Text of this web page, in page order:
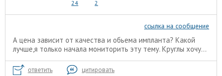
24 2
ссылка на сообщение
А цена зависит от качества и обьема импланта? Какой
лучше,я только начала мониторить эту тему. Круглы хочу...
ответить цитировать